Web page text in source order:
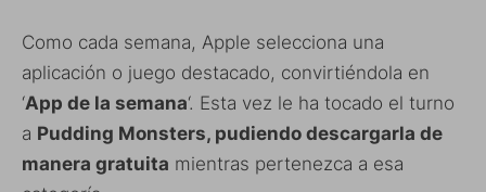
Como cada semana, Apple selecciona una
aplicación o juego destacado, convirtiéndola en
‘App de la semana‘. Esta vez le ha tocado el turno
a Pudding Monsters, pudiendo descargarla de
manera gratuita mientras pertenezca a esa